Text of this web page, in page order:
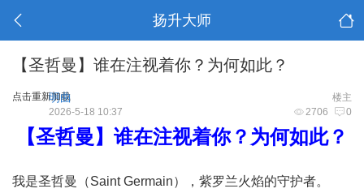
扬升大师
【圣哲曼】谁在注视着你？为何如此？
点击重新加载 楼主
明曲
2706 0
2026-5-18 10:37
【圣哲曼】谁在注视着你？为何如此？
我是圣哲曼（Saint Germain），紫罗兰火焰的守护者。